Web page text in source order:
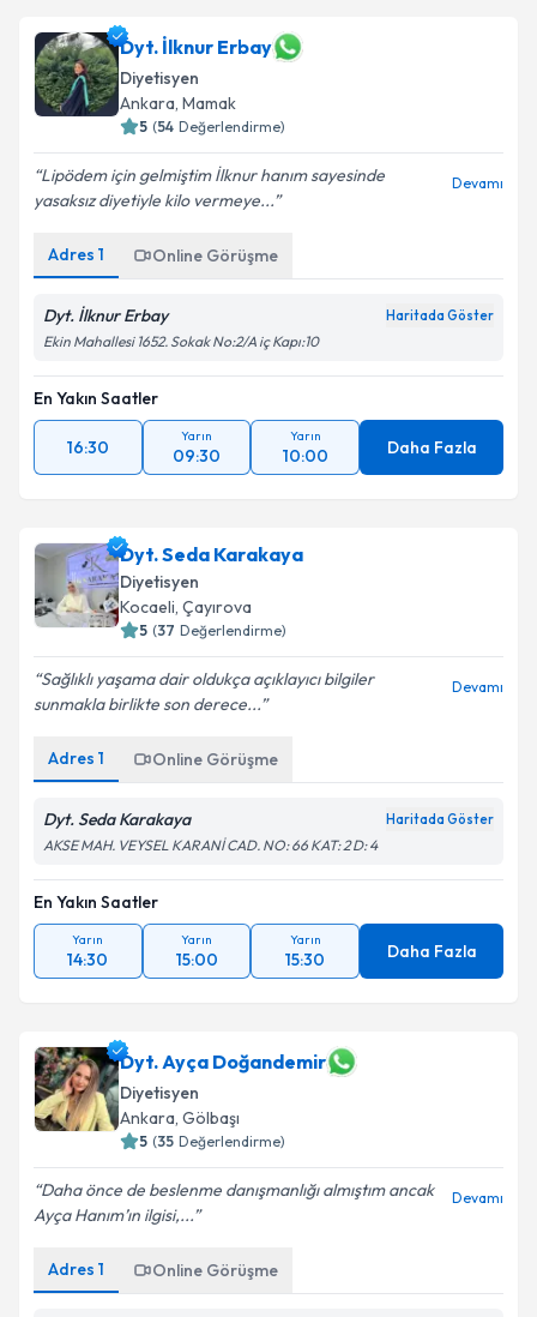
Dyt. İlknur Erbay
Diyetisyen
Ankara, Mamak
5 (54 Değerlendirme)
Lipödem için gelmiştim İlknur hanım sayesinde
yasaksız diyetiyle kilo vermeye...
Devamı
Adres 1 Online Görüşme
Dyt. İlknur Erbay Haritada Göster
Ekin Mahallesi 1652. Sokak No:2/A iç Kapı:10
En Yakın Saatler
16:30
Yarın
09:30
Yarın
10:00 Daha Fazla
Dyt. Seda Karakaya
Diyetisyen
Kocaeli, Çayırova
5 (37 Değerlendirme)
Sağlıklı yaşama dair oldukça açıklayıcı bilgiler
sunmakla birlikte son derece...
Devamı
Adres 1 Online Görüşme
Dyt. Seda Karakaya Haritada Göster
AKSE MAH. VEYSEL KARANİ CAD. NO: 66 KAT: 2 D: 4
En Yakın Saatler
Yarın
14:30
Yarın
15:00
Yarın
15:30 Daha Fazla
Dyt. Ayça Doğandemir
Diyetisyen
Ankara, Gölbaşı
5 (35 Değerlendirme)
Daha önce de beslenme danışmanlığı almıştım ancak
Ayça Hanım’ın ilgisi,...
Devamı
Adres 1 Online Görüşme